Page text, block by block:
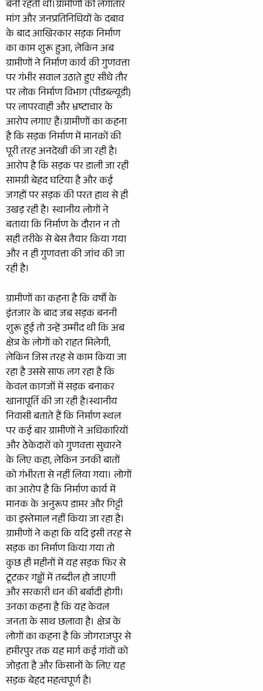
बनी रहती थी।ग्रामीणों की लगातार
मांग और जनप्रतिनिधियों के दबाव
के बाद आखिरकार सड़क निर्माण
का काम शुरू हुआ, लेकिन अब
ग्रामीणों ने निर्माण कार्य की गुणवत्ता
पर गंभीर सवाल उठाते हुए सीधे तौर
पर लोक निर्माण विभाग (पीडब्ल्यूडी)
पर लापरवाही और भ्रष्टाचार के
आरोप लगाए हैं।ग्रामीणों का कहना
है कि सड़क निर्माण में मानकों की
पूरी तरह अनदेखी की जा रही है।
आरोप है कि सड़क पर डाली जा रही
सामग्री बेहद घटिया है और कई
जगहों पर सड़क की परत हाथ से ही
उखड़ रही है। स्थानीय लोगों ने
बताया कि निर्माण के दौरान न तो
सही तरीके से बेस तैयार किया गया
और न ही गुणवत्ता की जांच की जा
रही है।
ग्रामीणों का कहना है कि वर्षों के
इंतजार के बाद जब सड़क बननी
शुरू हुई तो उन्हें उम्मीद थी कि अब
क्षेत्र के लोगों को राहत मिलेगी,
लेकिन जिस तरह से काम किया जा
रहा है उससे साफ लग रहा है कि
केवल कागजों में सड़क बनाकर
खानापूर्ति की जा रही है।स्थानीय
निवासी बताते हैं कि निर्माण स्थल
पर कई बार ग्रामीणों ने अधिकारियों
और ठेकेदारों को गुणवत्ता सुधारने
के लिए कहा, लेकिन उनकी बातों
को गंभीरता से नहीं लिया गया। लोगों
का आरोप है कि निर्माण कार्य में
मानक के अनुरूप डामर और गिट्टी
का इस्तेमाल नहीं किया जा रहा है।
ग्रामीणों ने कहा कि यदि इसी तरह से
सड़क का निर्माण किया गया तो
कुछ ही महीनों में यह सड़क फिर से
टूटकर गड्ढों में तब्दील हो जाएगी
और सरकारी धन की बर्बादी होगी।
उनका कहना है कि यह केवल
जनता के साथ छलावा है। क्षेत्र के
लोगों का कहना है कि जोगराजपुर से
हमीरपुर तक यह मार्ग कई गांवों को
जोड़ता है और किसानों के लिए यह
सड़क बेहद महत्वपूर्ण है।